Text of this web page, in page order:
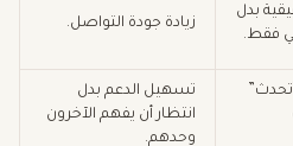
بدل
فقط.
زيادة جودة التواصل.
تسهيل الدعم بدل
انتظار أن يفهم الآخرون
وحدهم.